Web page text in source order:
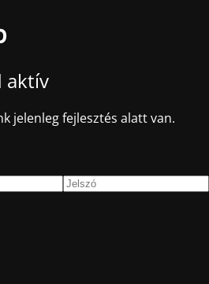
aktív
jelenleg fejlesztés alatt van.